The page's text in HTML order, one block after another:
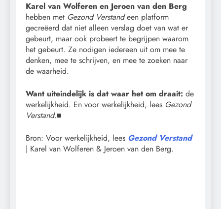
Karel van Wolferen en Jeroen van den Berg
hebben met Gezond Verstandeen platform
gecreëerd dat niet alleen verslag doet van wat er
gebeurt, maar ook probeert te begrijpen waarom
het gebeurt. Ze nodigen iedereen uit om mee te
denken, mee te schrijven, en mee te zoeken naar
de waarheid.
Want uiteindelijk is dat waar het om draait: de
werkelijkheid. En voor werkelijkheid, lees Gezond
Verstand.■
Bron: Voor werkelijkheid, lees Gezond Verstand
| Karel van Wolferen & Jeroen van den Berg.